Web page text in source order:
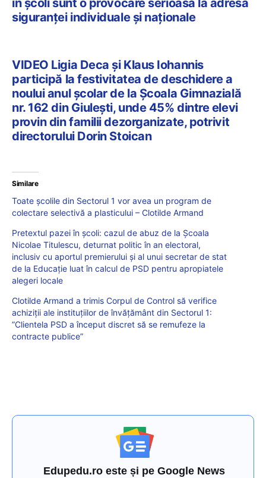
în școli sunt o provocare serioasă la adresa
siguranței individuale și naționale
VIDEO Ligia Deca și Klaus Iohannis
participă la festivitatea de deschidere a
noului anul școlar de la Școala Gimnazială
nr. 162 din Giulești, unde 45% dintre elevi
provin din familii dezorganizate, potrivit
directorului Dorin Stoican
Similare
Toate școlile din Sectorul 1 vor avea un program de
colectare selectivă a plasticului – Clotilde Armand
Pretextul pazei în școli: cazul de abuz de la Școala
Nicolae Titulescu, deturnat politic în an electoral,
inclusiv cu aportul premierului și al unui secretar de stat
de la Educație luat în calcul de PSD pentru apropiatele
alegeri locale
Clotilde Armand a trimis Corpul de Control să verifice
achiziții ale instituțiilor de învățământ din Sectorul 1:
”Clientela PSD a început discret să se remufeze la
contracte publice”
Edupedu.ro este și pe Google News